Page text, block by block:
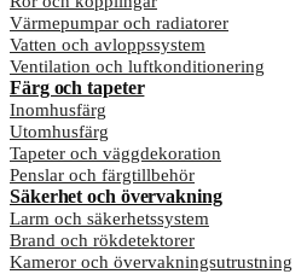
Värmepumpar och radiatorer
Vatten och avloppssystem
Ventilation och luftkonditionering
Färg och tapeter
Inomhusfärg
Utomhusfärg
Tapeter och väggdekoration
Penslar och färgtillbehör
Säkerhet och övervakning
Larm och säkerhetssystem
Brand och rökdetektorer
Kameror och övervakningsutrustning